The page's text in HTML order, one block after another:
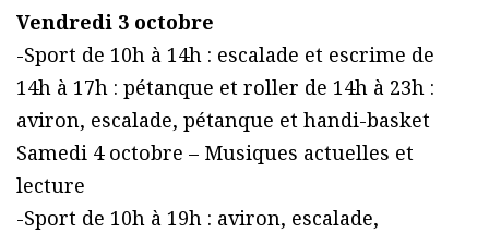
Vendredi 3 octobre
-Sport de 10h à 14h : escalade et escrime de
14h à 17h : pétanque et roller de 14h à 23h :
aviron, escalade, pétanque et handi-basket
Samedi 4 octobre – Musiques actuelles et
lecture
-Sport de 10h à 19h : aviron, escalade,